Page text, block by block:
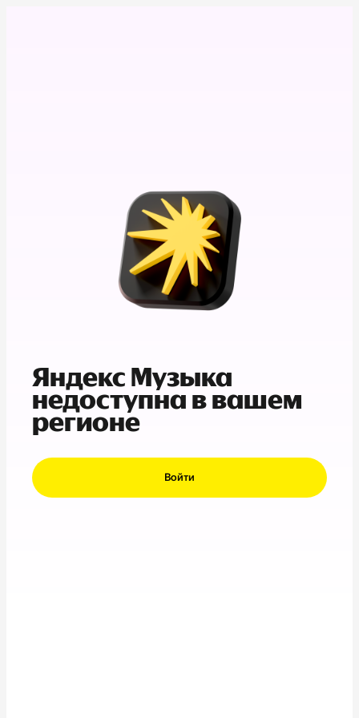
Яндекс Музыка
недоступна в вашем
регионе
Войти